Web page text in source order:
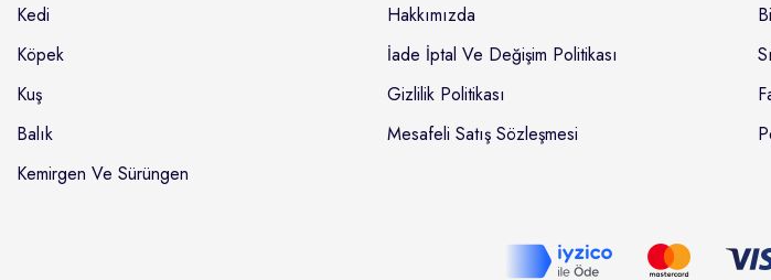
Kedi
Köpek
Kuş
Balık
Kemirgen Ve Sürüngen
Hakkımızda
İade İptal Ve Değişim Politikası
Gizlilik Politikası
Mesafeli Satış Sözleşmesi